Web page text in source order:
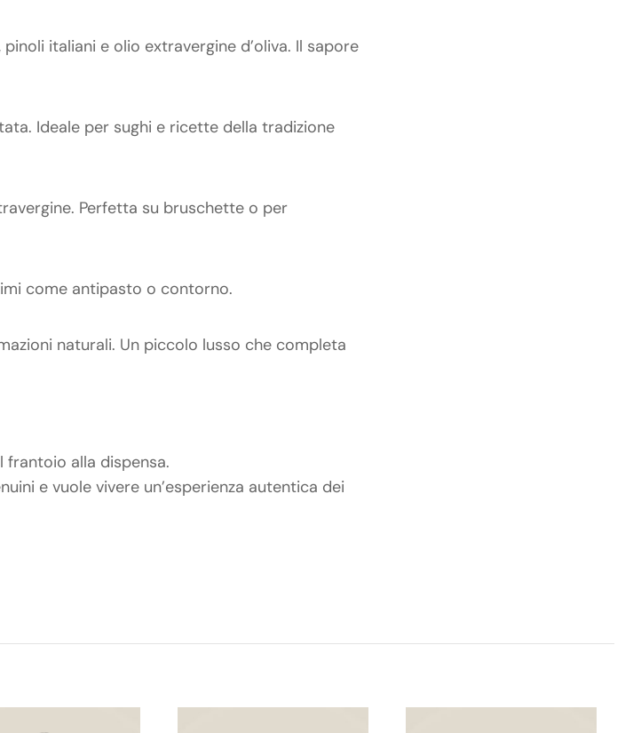
pinoli italiani e olio extravergine d’oliva. Il sapore
Ideale per sughi e ricette della tradizione
Perfetta su bruschette o per
come antipasto o contorno.
naturali. Un piccolo lusso che completa
frantoio alla dispensa.
e vuole vivere un’esperienza autentica dei